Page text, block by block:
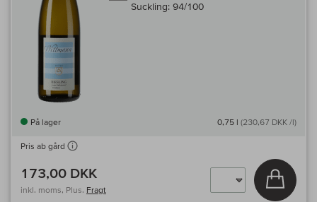
Suckling: 94/100
På lager 0,75 l (230,67 DKK /l)
Pris ab gård
173,00 DKK
inkl. moms, Plus. Fragt
Læg i